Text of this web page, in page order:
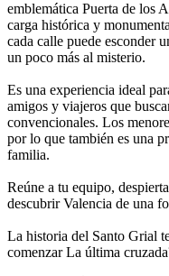
emblemática Puerta de los
carga histórica y
cada calle puede esconder
un poco más al misterio.
Es una experiencia ideal
amigos y viajeros que
convencionales. Los
por lo que también es una
familia.
Reúne a tu equipo,
descubrir Valencia de una
La historia del Santo Grial
comenzar La última